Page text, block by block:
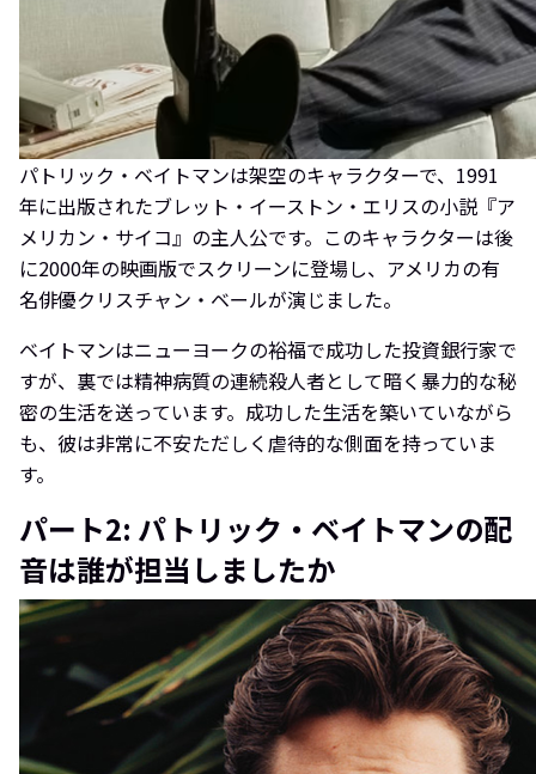
パトリック・ベイトマンは架空のキャラクターで、1991
年に出版されたブレット・イーストン・エリスの小説『ア
メリカン・サイコ』の主人公です。このキャラクターは後
に2000年の映画版でスクリーンに登場し、アメリカの有
名俳優クリスチャン・ベールが演じました。
ベイトマンはニューヨークの裕福で成功した投資銀行家で
すが、裏では精神病質の連続殺人者として暗く暴力的な秘
密の生活を送っています。成功した生活を築いていながら
も、彼は非常に不安ただしく虐待的な側面を持っていま
す。
パート2: パトリック・ベイトマンの配
音は誰が担当しましたか